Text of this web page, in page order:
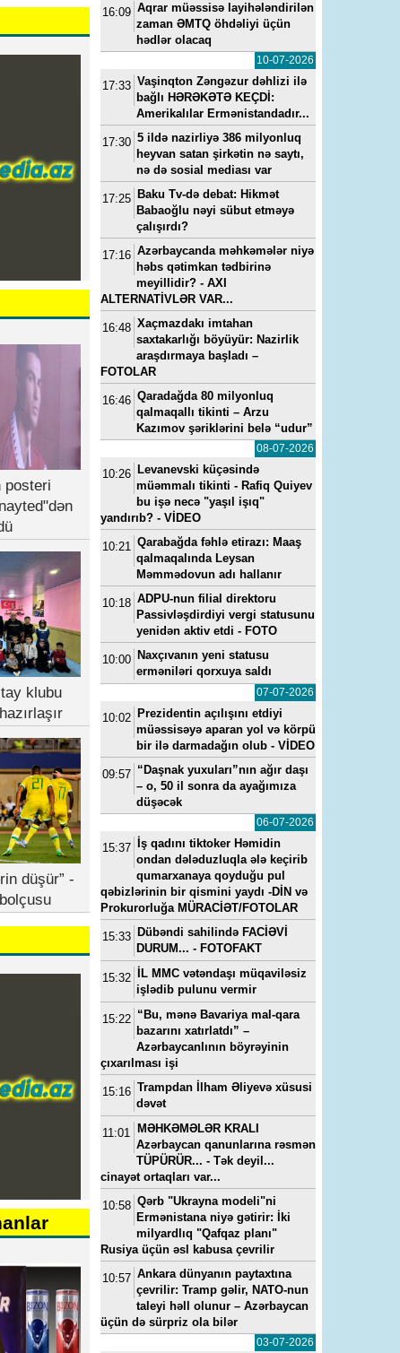
14-05-2024, 09:48
Vüqar Əhmədovun sevimli
kadrı Elmar Mahmudov
oğluna ən son model “Range
Rover”i hansı pullarla alıb?
---
"Qubada icbari tibbi
Hikmət İbrahimli
posteri
tay klubu
düşür” -
16:09 Aqrar müəssisə layihələndirilən
zaman ƏMTQ öhdəliyi üçün
hədlər olacaq
10-07-2026
17:33 Vaşinqton Zəngəzur dəhlizi ilə
bağlı HƏRƏKƏTƏ KEÇDİ:
Amerikalılar Ermənistandadır...
17:30 5 ildə nazirliyə 386 milyonluq
heyvan satan şirkətin nə saytı,
nə də sosial mediası var
17:25 Baku Tv-də debat: Hikmət
Babaoğlu nəyi sübut etməyə
çalışırdı?
17:16 Azərbaycanda məhkəmələr niyə
həbs qətimkan tədbirinə
meyillidir? - AXI
ALTERNATİVLƏR VAR...
16:48 Xaçmazdakı imtahan
saxtakarlığı böyüyür: Nazirlik
araşdırmaya başladı –
FOTOLAR
16:46 Qaradağda 80 milyonluq
qalmaqallı tikinti – Arzu
Kazımov şəriklərini belə “udur”
08-07-2026
10:26 Levanevski küçəsində
müəmmalı tikinti - Rafiq Quiyev
bu işə necə "yaşıl işıq"
yandırıb? - VİDEO
10:21 Qarabağda fəhlə etirazı: Maaş
qalmaqalında Leysan
Məmmədovun adı hallanır
10:18 ADPU-nun filial direktoru
Passivləşdirdiyi vergi statusunu
yenidən aktiv etdi - FOTO
10:00 Naxçıvanın yeni statusu
erməniləri qorxuya saldı
07-07-2026
10:02 Prezidentin açılışını etdiyi
müəssisəyə aparan yol və körpü
bir ilə darmadağın olub - VİDEO
09:57 “Daşnak yuxuları”nın ağır daşı
– o, 50 il sonra da ayağımıza
düşəcək
06-07-2026
15:37
İş qadını tiktoker Həmidin
ondan dələduzluqla ələ keçirib
qumarxanaya qoyduğu pul
qəbizlərinin bir qismini yaydı -DİN və
Prokurorluğa MÜRACİƏT/FOTOLAR
15:33 Dübəndi sahilində FACİƏVİ
DURUM... - FOTOFAKT
15:32
İL MMC vətəndaşı müqaviləsiz
işlədib pulunu vermir
15:22 “Bu, mənə Bavariya mal-qara
bazarını xatırlatdı” –
Azərbaycanlının böyrəyinin
çıxarılması işi
15:16 Trampdan İlham Əliyevə xüsusi
dəvət
11:01
MƏHKƏMƏLƏR KRALI
Azərbaycan qanunlarına rəsmən
TÜPÜRÜR... - Tək deyil...
cinayət ortaqları var...
10:58 Qərb "Ukrayna modeli"ni
Ermənistana niyə gətirir: İki
milyardlıq "Qafqaz planı"
Rusiya üçün əsl kabusa çevrilir
10:57 Ankara dünyanın paytaxtına
çevrilir: Tramp gəlir, NATO-nun
taleyi həll olunur – Azərbaycan
üçün də sürpriz ola bilər
03-07-2026